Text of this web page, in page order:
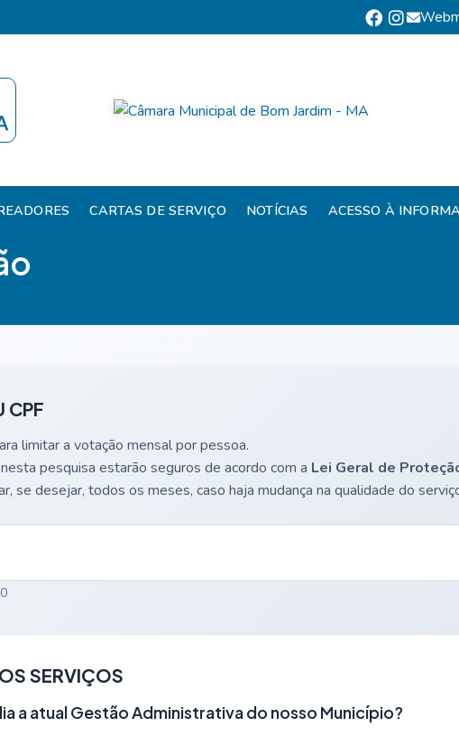
CARTAS DE SERVIÇO NOTÍCIAS ACESSO À
CPF
limitar a votação mensal por pessoa.
pesquisa estarão seguros de acordo com a Lei Geral de
se desejar, todos os meses, caso haja mudança na qualidade do
SERVIÇOS
a atual Gestão Administrativa do nosso Município?